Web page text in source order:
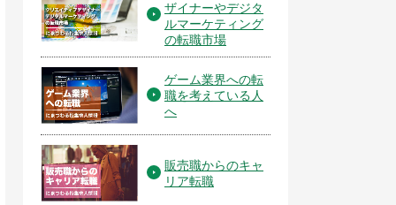
ザイナーやデジタ
ルマーケティング
の転職市場
ゲーム業界への転
職を考えている人
へ
販売職からのキャ
リア転職